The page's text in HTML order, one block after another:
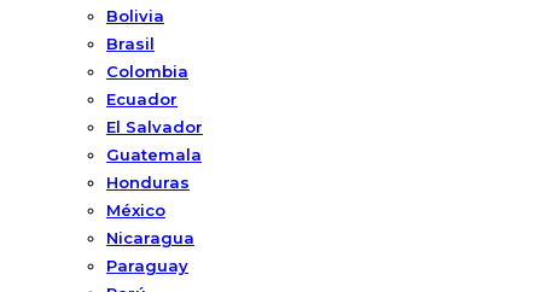
Bolivia
Brasil
Colombia
Ecuador
El Salvador
Guatemala
Honduras
México
Nicaragua
Paraguay